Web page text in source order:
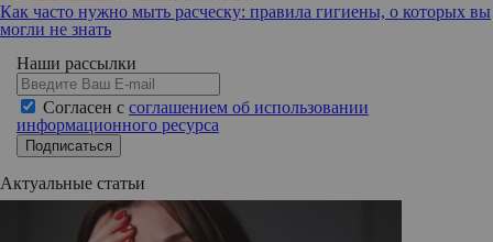
Как часто нужно мыть расческу: правила гигиены, о которых вы
могли не знать
Наши рассылки
Согласен с соглашением об использовании
информационного ресурса
Подписаться
Актуальные статьи